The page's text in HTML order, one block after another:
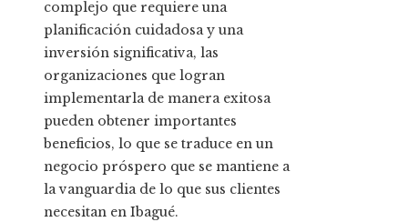
complejo que requiere una
planificación cuidadosa y una
inversión significativa, las
organizaciones que logran
implementarla de manera exitosa
pueden obtener importantes
beneficios, lo que se traduce en un
negocio próspero que se mantiene a
la vanguardia de lo que sus clientes
necesitan en Ibagué.